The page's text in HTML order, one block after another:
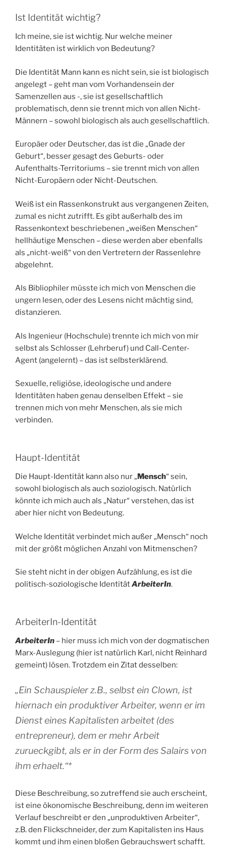
Ist Identität wichtig?
Ich meine, sie ist wichtig. Nur welche meiner
Identitäten ist wirklich von Bedeutung?
Die Identität Mann kann es nicht sein, sie ist biologisch
angelegt – geht man vom Vorhandensein der
Samenzellen aus -, sie ist gesellschaftlich
problematisch, denn sie trennt mich von allen Nicht-
Männern – sowohl biologisch als auch gesellschaftlich.
Europäer oder Deutscher, das ist die „Gnade der
Geburt“, besser gesagt des Geburts- oder
Aufenthalts-Territoriums – sie trennt mich von allen
Nicht-Europäern oder Nicht-Deutschen.
Weiß ist ein Rassenkonstrukt aus vergangenen Zeiten,
zumal es nicht zutrifft. Es gibt außerhalb des im
Rassenkontext beschriebenen „weißen Menschen“
hellhäutige Menschen – diese werden aber ebenfalls
als „nicht-weiß“ von den Vertretern der Rassenlehre
abgelehnt.
Als Bibliophiler müsste ich mich von Menschen die
ungern lesen, oder des Lesens nicht mächtig sind,
distanzieren.
Als Ingenieur (Hochschule) trennte ich mich von mir
selbst als Schlosser (Lehrberuf) und Call-Center-
Agent (angelernt) – das ist selbsterklärend.
Sexuelle, religiöse, ideologische und andere
Identitäten haben genau denselben Effekt – sie
trennen mich von mehr Menschen, als sie mich
verbinden.
Haupt-Identität
Die Haupt-Identität kann also nur „Mensch“ sein,
sowohl biologisch als auch soziologisch. Natürlich
könnte ich mich auch als „Natur“ verstehen, das ist
aber hier nicht von Bedeutung.
Welche Identität verbindet mich außer „Mensch“ noch
mit der größt möglichen Anzahl von Mitmenschen?
Sie steht nicht in der obigen Aufzählung, es ist die
politisch-soziologische IdentitätArbeiterIn.
ArbeiterIn-Identität
ArbeiterIn – hier muss ich mich von der dogmatischen
Marx-Auslegung (hier ist natürlich Karl, nicht Reinhard
gemeint) lösen. Trotzdem ein Zitat desselben:
„Ein Schauspieler z.B., selbst ein Clown, ist
hiernach ein produktiver Arbeiter, wenn er im
Dienst eines Kapitalisten arbeitet (des
entrepreneur), dem er mehr Arbeit
zurueckgibt, als er in der Form des Salairs von
ihm erhaelt.“*
Diese Beschreibung, so zutreffend sie auch erscheint,
ist eine ökonomische Beschreibung, denn im weiteren
Verlauf beschreibt er den „unproduktiven Arbeiter“,
z.B. den Flickschneider, der zum Kapitalisten ins Haus
kommt und ihm einen bloßen Gebrauchswert schafft.